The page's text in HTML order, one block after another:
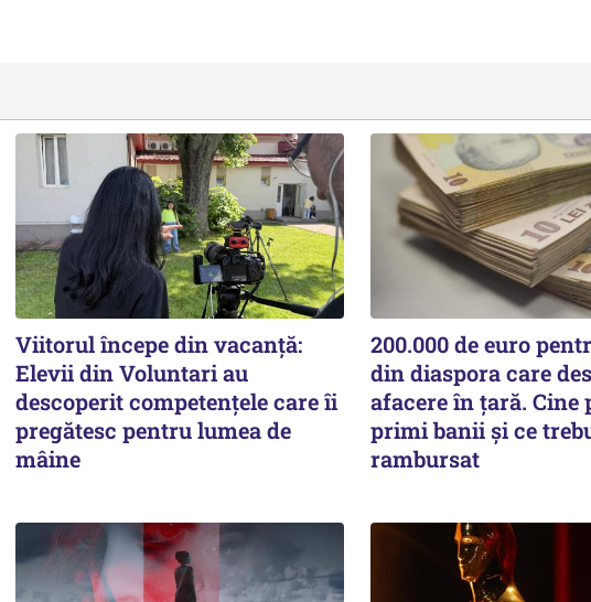
Viitorul începe din vacanță:
Elevii din Voluntari au
descoperit competențele care îi
pregătesc pentru lumea de
mâine
200.000 de euro
din diaspora care
afacere în țară. Cine
primi banii și ce
rambursat